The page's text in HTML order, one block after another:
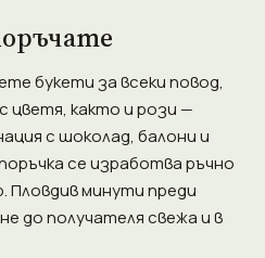
букети за всеки повод,
цветя, както и рози —
с шоколад, балони и
се изработва ръчно
минути преди
до получателя свежа и в